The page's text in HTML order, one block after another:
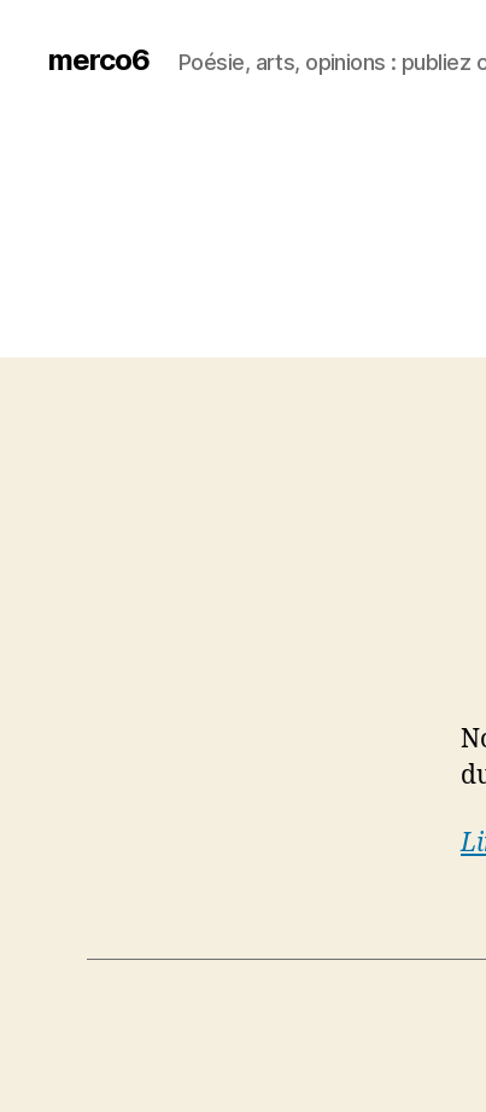
merco6 Poésie, arts, opinions : publiez